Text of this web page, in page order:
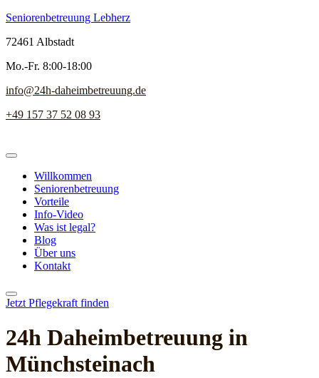
Seniorenbetreuung Lebherz
72461 Albstadt
Mo.-Fr. 8:00-18:00
info@24h-daheimbetreuung.de
+49 157 37 52 08 93
Willkommen
Seniorenbetreuung
Vorteile
Info-Video
Was ist legal?
Blog
Über uns
Kontakt
Jetzt Pflegekraft finden
24h Daheim­betreuung in
Münchsteinach